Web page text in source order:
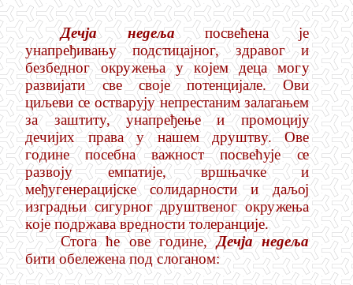
Дечја недеља посвећенаје
унапређивању подстицајног, здравог и
безбедног окружења укојемдеца могу
развијати све своје потенцијале. Ови
циљевисе остварују непрестаним залагањем
за заштиту, унапређење и промоцију
дечијих права у нашем друштву. Ове
године посебна важност посвећујесе
развоју емпатије, вршњачке и
међугенерацијскесолидарности и даљој
изградњи сигурног друштвеног окружења
које подржава вредноститолеранције.
Стога ће овегодине,Дечја недеља
бити обележена подслоганом: